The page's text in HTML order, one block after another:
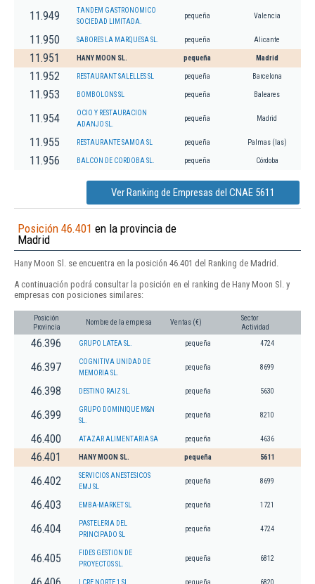
11.949
TANDEM GASTRONOMICO
SOCIEDAD LIMITADA.
pequeña Valencia
11.950 SABORES LA MARQUESA SL. pequeña Alicante
11.951 HANY MOON SL. pequeña Madrid
11.952 RESTAURANT SALELLES SL pequeña Barcelona
11.953 BOMBOLONS SL pequeña Baleares
11.954
OCIO Y RESTAURACION
ADANJO SL.
pequeña Madrid
11.955 RESTAURANTE SAMOA SL pequeña Palmas (las)
11.956 BALCON DE CORDOBA SL. pequeña Córdoba
Ver Ranking de Empresas del CNAE 5611
Posición 46.401 en la provincia de
Madrid
Hany Moon Sl. se encuentra en la posición 46.401 del Ranking de Madrid.
A continuación podrá consultar la posición en el ranking de Hany Moon Sl. y
empresas con posiciones similares:
Posición
Provincia
Nombre de la empresa Ventas (€)
Sector
Actividad
46.396 GRUPO LATEA SL. pequeña 4724
46.397
COGNITIVA UNIDAD DE
MEMORIA SL.
pequeña 8699
46.398 DESTINO RAIZ SL. pequeña 5630
46.399
GRUPO DOMINIQUE M&N
SL.
pequeña 8210
46.400 ATAZAR ALIMENTARIA SA pequeña 4636
46.401 HANY MOON SL. pequeña 5611
46.402
SERVICIOS ANESTESICOS
EMJ SL
pequeña 8699
46.403 EMBA-MARKET SL pequeña 1721
46.404
PASTELERIA DEL
PRINCIPADO SL
pequeña 4724
46.405
FIDES GESTION DE
PROYECTOS SL.
pequeña 6812